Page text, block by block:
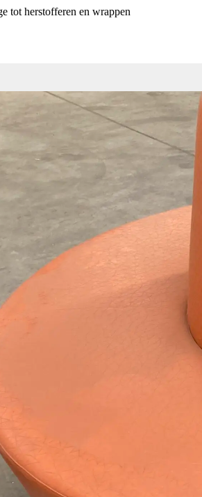
tot herstofferen en wrappen